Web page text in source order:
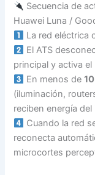
Secuencia de
Huawei Luna /
La red eléctrica
El ATS
principal y activa el
En menos de
(iluminación,
reciben energía
Cuando la red
reconecta
microcortes